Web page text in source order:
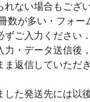
ない場合もござ
数が多い・フォ
ご入力ください
・データ送信後
ま返信していただ
た発送先には以